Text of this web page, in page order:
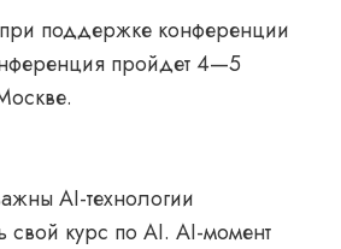
поддержке конференции
пройдет 4—5
AI-технологии
свой курс по AI. AI-момент